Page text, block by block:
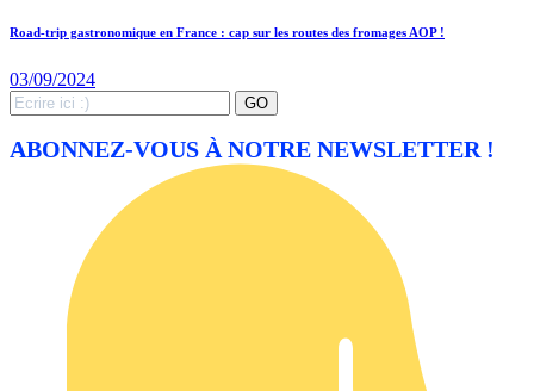
Road-trip gastronomique en France : cap sur les routes des fromages AOP !
03/09/2024
Search
for:
GO
ABONNEZ-VOUS À NOTRE NEWSLETTER !